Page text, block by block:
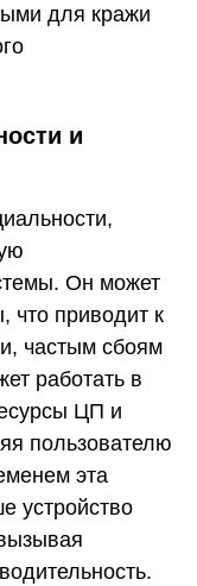
для кражи
и
Он может
что приводит к
частым сбоям
работать в
ЦП и
пользователю
эта
устройство